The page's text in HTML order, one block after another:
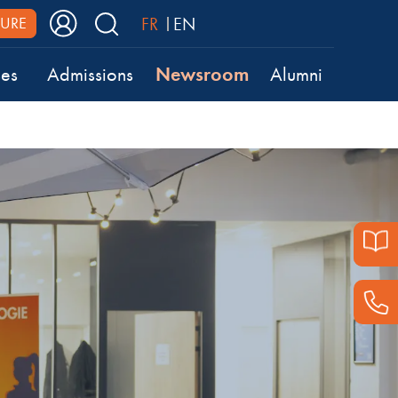
FR EN
Admissions Newsroom Alumni